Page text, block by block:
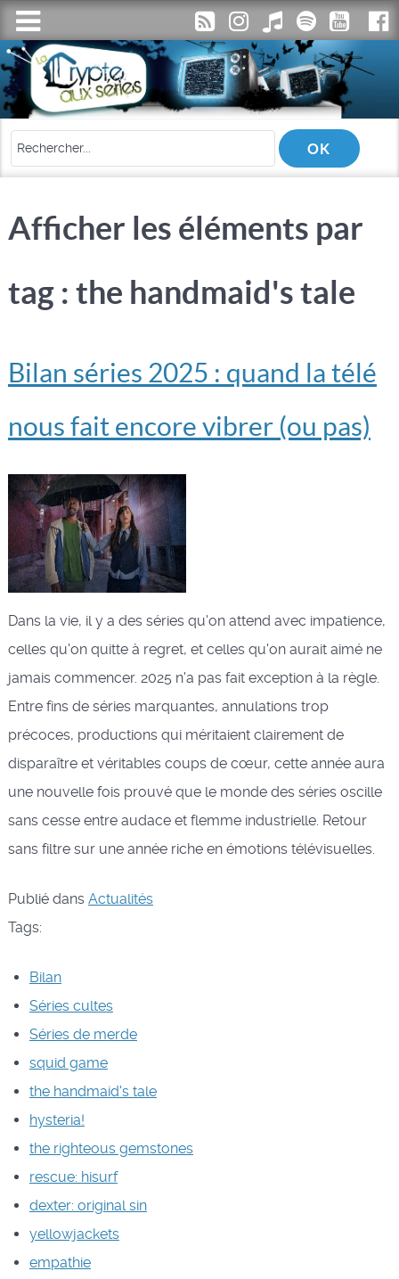
Afficher les éléments par
tag : the handmaid's tale
Bilan séries 2025 : quand la télé
nous fait encore vibrer (ou pas)
Dans la vie, il y a des séries qu'on attend avec impatience,
celles qu'on quitte à regret, et celles qu'on aurait aimé ne
jamais commencer. 2025 n'a pas fait exception à la règle.
Entre fins de séries marquantes, annulations trop
précoces, productions qui méritaient clairement de
disparaître et véritables coups de cœur, cette année aura
une nouvelle fois prouvé que le monde des séries oscille
sans cesse entre audace et flemme industrielle. Retour
sans filtre sur une année riche en émotions télévisuelles.
Publié dans Actualités
Tags:
Bilan
Séries cultes
Séries de merde
squid game
the handmaid's tale
hysteria!
the righteous gemstones
rescue: hisurf
dexter: original sin
yellowjackets
empathie